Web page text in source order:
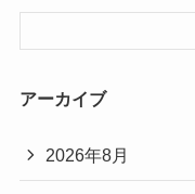
アーカイブ
2026年8月